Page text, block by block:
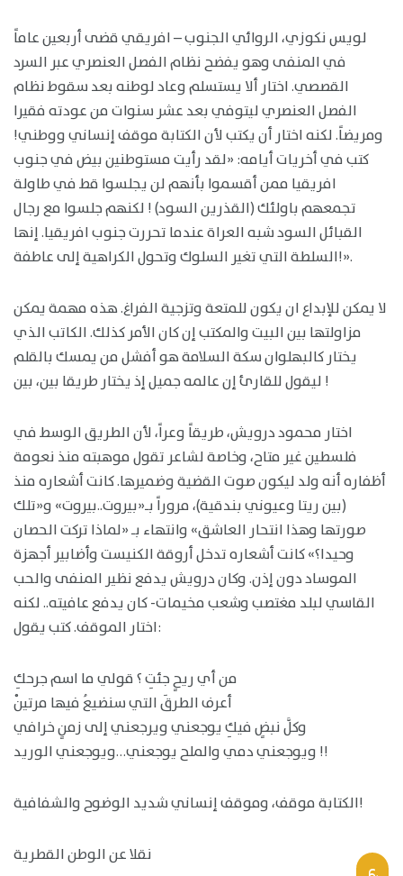
لويس نكوزي، الروائي الجنوب – افريقي قضى أربعين عاماً
في المنفى وهو يفضح نظام الفصل العنصري عبر السرد
القصصي. اختار ألا يستسلم وعاد لوطنه بعد سقوط نظام
الفصل العنصري ليتوفي بعد عشر سنوات من عودته فقيرا
ومريضاً. لكنه اختار أن يكتب لأن الكتابة موقف إنساني ووطني!
كتب في أخريات أيامه: «لقد رأيت مستوطنين بيض في جنوب
افريقيا ممن أقسموا بأنهم لن يجلسوا قط في طاولة
تجمعهم باولئك (القذرين السود) ! لكنهم جلسوا مع رجال
القبائل السود شبه العراة عندما تحررت جنوب افريقيا. إنها
السلطة التي تغير السلوك وتحول الكراهية إلى عاطفة!».
لا يمكن للإبداع ان يكون للمتعة وتزجية الفراغ. هذه مهمة يمكن
مزاولتها بين البيت والمكتب إن كان الأمر كذلك. الكاتب الذي
يختار كالبهلوان سكة السلامة هو أفشل من يمسك بالقلم
ليقول للقارئ إن عالمه جميل إذ يختار طريقا بين، بين !
اختار محمود درويش، طريقاً وعراً، لأن الطريق الوسط في
فلسطين غير متاح، وخاصة لشاعر تقول موهبته منذ نعومة
أظفاره أنه ولد ليكون صوت القضية وضميرها. كانت أشعاره منذ
(بين ريتا وعيوني بندقية)، مروراً بـ«بيروت..بيروت» و«تلك
صورتها وهذا انتحار العاشق» وانتهاء بـ «لماذا تركت الحصان
وحيدا؟» كانت أشعاره تدخل أروقة الكنيست وأضابير أجهزة
الموساد دون إذن. وكان درويش يدفع نظير المنفى والحب
القاسي لبلد مغتصب وشعب مخيمات- كان يدفع عافيته.. لكنه
اختار الموقف. كتب يقول:
من أي ريحٍ جئتِ ؟ قولي ما اسم جرحكِ
أعرف الطرقَ التي سنضيعُ فيها مرتينْ
وكلَّ نبضٍ فيكِ يوجعني ويرجعني إلى زمنٍ خرافي
ويوجعني دمي والملح يوجعني…ويوجعني الوريد !!
الكتابة موقف، وموقف إنساني شديد الوضوح والشفافية!
نقلا عن الوطن القطرية